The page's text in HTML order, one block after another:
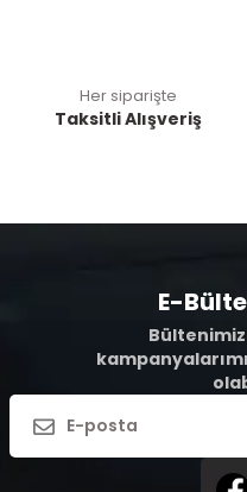
Her siparişte
Taksitli Alışveriş
E-